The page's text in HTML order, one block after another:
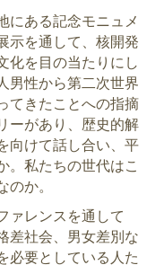
にある記念モニュメ
示を通して、核開発
化を目の当たりにし
男性から第二次世界
てきたことへの指摘
ーがあり、歴史的解
向けて話し合い、平
。私たちの世代はこ
のか。
ァレンスを通して
差社会、男女差別な
必要としている人た